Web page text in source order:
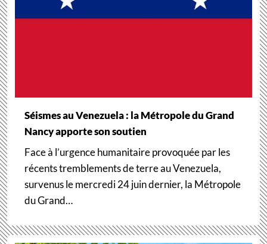
Séismes au Venezuela : la Métropole du Grand
Nancy apporte son soutien
Face à l’urgence humanitaire provoquée par les
récents tremblements de terre au Venezuela,
survenus le mercredi 24 juin dernier, la Métropole
du Grand…